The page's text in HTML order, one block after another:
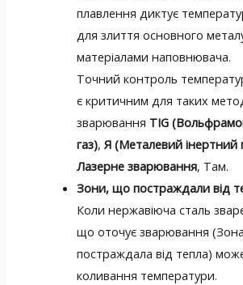
плавлення диктує
для злиття основного
матеріалами наповнювача.
Точний контроль
є критичним для таких
зварювання TIG
газ),Я (Металевий інертний
Лазерне зварювання, Там.
Зони, що постраждали від
Коли нержавіюча сталь
що оточує зварювання
постраждала від тепла)
коливання температури.